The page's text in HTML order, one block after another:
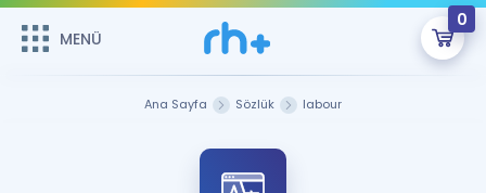
MENÜ
0
Sepetin Şu An Boş.
MENÜ
Ana Sayfa Sözlük labour